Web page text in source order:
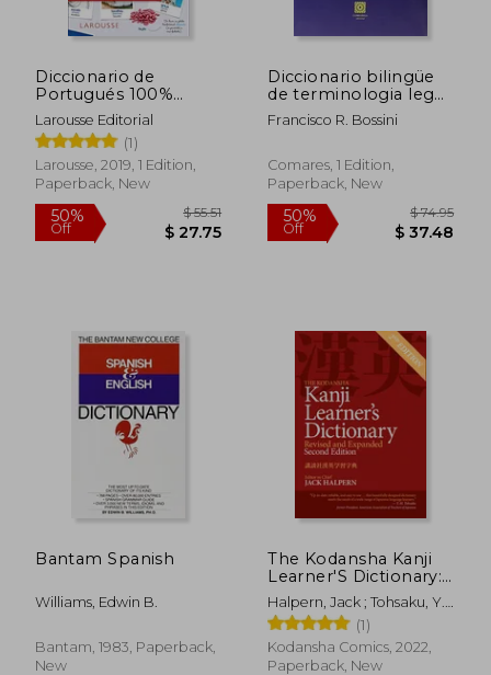
45% 45%
50%
$
Diccionario de
Portugués 100%
Visual (in Spanish)
Larousse Editorial
(1)
Larousse, 2019, 1 Edition,
Paperback, New
Diccionario bilingüe
de terminologia legal
Inglés-
Español/Español-
Comares Ciencia
Juridica)
Francisco R. Bossini
Comares, 1 Edition,
Paperback, New
Bantam Spanish
Williams, Edwin B.
Bantam, 1983, Paperback,
New
The Kodansha Kanji
Learner'S Dictionary:
Revised and
Expanded: 2nd
Edition
Halpern, Jack ; Tohsaku, Y.
H.
(1)
Kodansha Comics, 2022,
Paperback, New